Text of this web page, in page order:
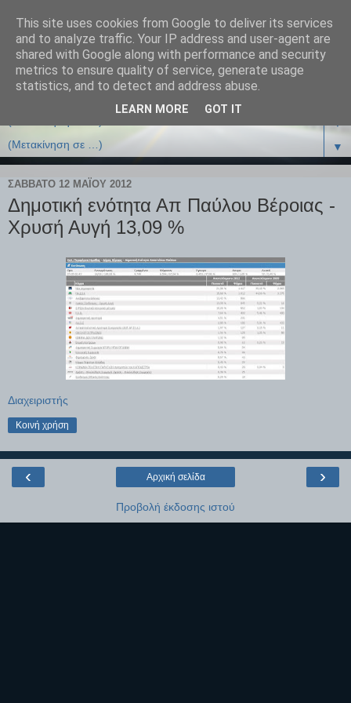
▼
▼
ΣΆΒΒΑΤΟ 12 ΜΑΪ́ΟΥ 2012
Δημοτική ενότητα Απ Παύλου Βέροιας -
Χρυσή Αυγή 13,09 %
Διαχειριστής
Κοινή χρήση
‹ ›
Αρχική σελίδα
Προβολή έκδοσης ιστού
This site uses cookies from Google to deliver its services
and to analyze traffic. Your IP address and user-agent are
shared with Google along with performance and security
metrics to ensure quality of service, generate usage
statistics, and to detect and address abuse.
LEARN MORE GOT IT